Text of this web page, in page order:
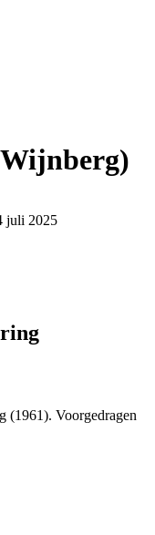
juli 2025
(1961). Voorgedragen